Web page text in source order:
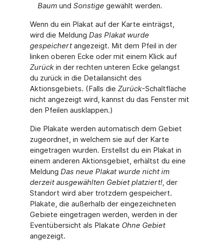
Baumund Sonstige gewählt werden.
Wenn du ein Plakat auf der Karte einträgst,
wird die Meldung Das Plakat wurde
gespeichertangezeigt. Mit dem Pfeil in der
linken oberen Ecke oder mit einem Klick auf
Zurückin der rechten unteren Ecke gelangst
du zurück in die Detailansicht des
Aktionsgebiets. (Falls die Zurück-Schaltfläche
nicht angezeigt wird, kannst du das Fenster mit
den Pfeilen ausklappen.)
Die Plakate werden automatisch dem Gebiet
zugeordnet, in welchem sie auf der Karte
eingetragen wurden. Erstellst du ein Plakat in
einem anderen Aktionsgebiet, erhältst du eine
Meldung Das neue Plakat wurde nicht im
derzeit ausgewählten Gebiet platziert!, der
Standort wird aber trotzdem gespeichert.
Plakate, die außerhalb der eingezeichneten
Gebiete eingetragen werden, werden in der
Eventübersicht als Plakate Ohne Gebiet
angezeigt.